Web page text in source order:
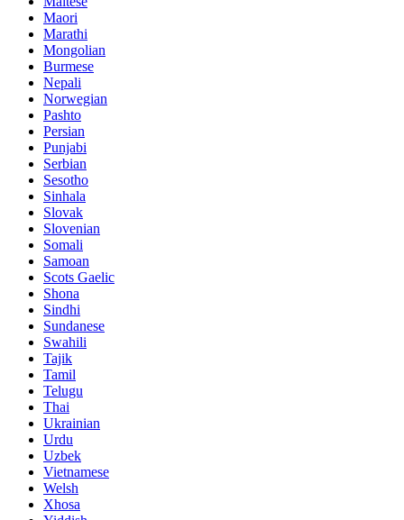
Maori
Marathi
Mongolian
Burmese
Nepali
Norwegian
Pashto
Persian
Punjabi
Serbian
Sesotho
Sinhala
Slovak
Slovenian
Somali
Samoan
Scots Gaelic
Shona
Sindhi
Sundanese
Swahili
Tajik
Tamil
Telugu
Thai
Ukrainian
Urdu
Uzbek
Vietnamese
Welsh
Xhosa